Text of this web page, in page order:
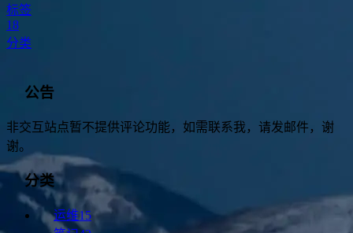
标签
18
分类
公告
非交互站点暂不提供评论功能，如需联系我，请发邮件，谢
谢。
分类
运维15